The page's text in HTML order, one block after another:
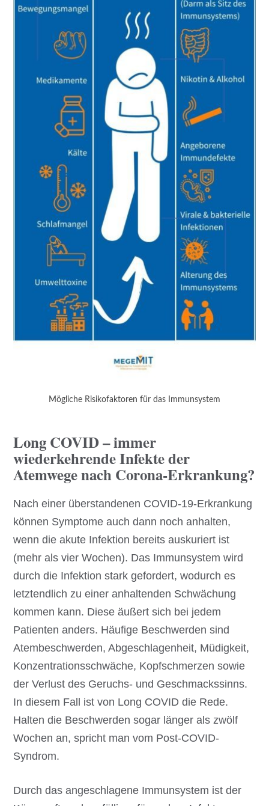
Mögliche Risikofaktoren für das Immunsystem
Long COVID – immer
wiederkehrende Infekte der
Atemwege nach Corona-Erkrankung?
Nach einer überstandenen COVID-19-Erkrankung
können Symptome auch dann noch anhalten,
wenn die akute Infektion bereits auskuriert ist
(mehr als vier Wochen). Das Immunsystem wird
durch die Infektion stark gefordert, wodurch es
letztendlich zu einer anhaltenden Schwächung
kommen kann. Diese äußert sich bei jedem
Patienten anders. Häufige Beschwerden sind
Atembeschwerden, Abgeschlagenheit, Müdigkeit,
Konzentrationsschwäche, Kopfschmerzen sowie
der Verlust des Geruchs- und Geschmackssinns.
In diesem Fall ist von Long COVID die Rede.
Halten die Beschwerden sogar länger als zwölf
Wochen an, spricht man vom Post-COVID-
Syndrom.
Durch das angeschlagene Immunsystem ist der